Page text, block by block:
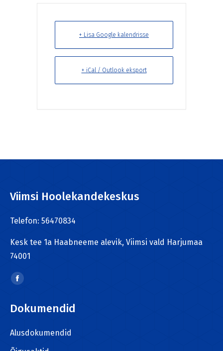
+ Lisa Google kalendrisse
+ iCal / Outlook eksport
Viimsi Hoolekandekeskus
Telefon: 56470834
Kesk tee 1a Haabneeme alevik, Viimsi vald Harjumaa
74001
Find us on:
Facebook
opens
new
window
Dokumendid
Alusdokumendid